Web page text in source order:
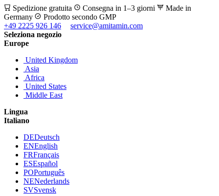
Spedizione gratuita Consegna in 1–3 giorni
Made in
Germany
Prodotto secondo GMP
+49 2225 926 146
service@amitamin.com
Seleziona negozio
Europe
United Kingdom
Asia
Africa
United States
Middle East
Lingua
Italiano
DEDeutsch
ENEnglish
FRFrançais
ESEspañol
POPortuguês
NENederlands
SVSvensk